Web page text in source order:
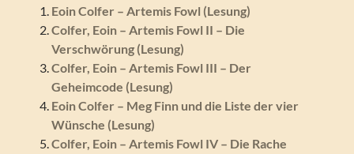
Eoin Colfer – Artemis Fowl (Lesung)
Colfer, Eoin – Artemis Fowl II – Die
Verschwörung (Lesung)
Colfer, Eoin – Artemis Fowl III – Der
Geheimcode (Lesung)
Eoin Colfer – Meg Finn und die Liste der vier
Wünsche (Lesung)
Colfer, Eoin – Artemis Fowl IV – Die Rache